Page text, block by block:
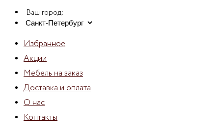
Skip
Ваш город:
Избранное
Акции
Мебель на заказ
Доставка и оплата
О нас
Контакты